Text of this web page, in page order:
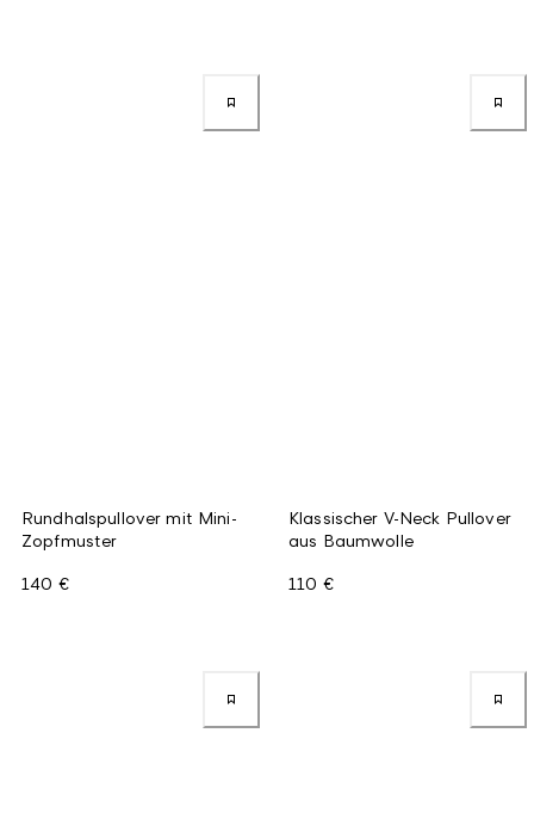
Rundhalspullover mit Mini-
Zopfmuster
140 €
Klassischer V-Neck Pullover
aus Baumwolle
110 €